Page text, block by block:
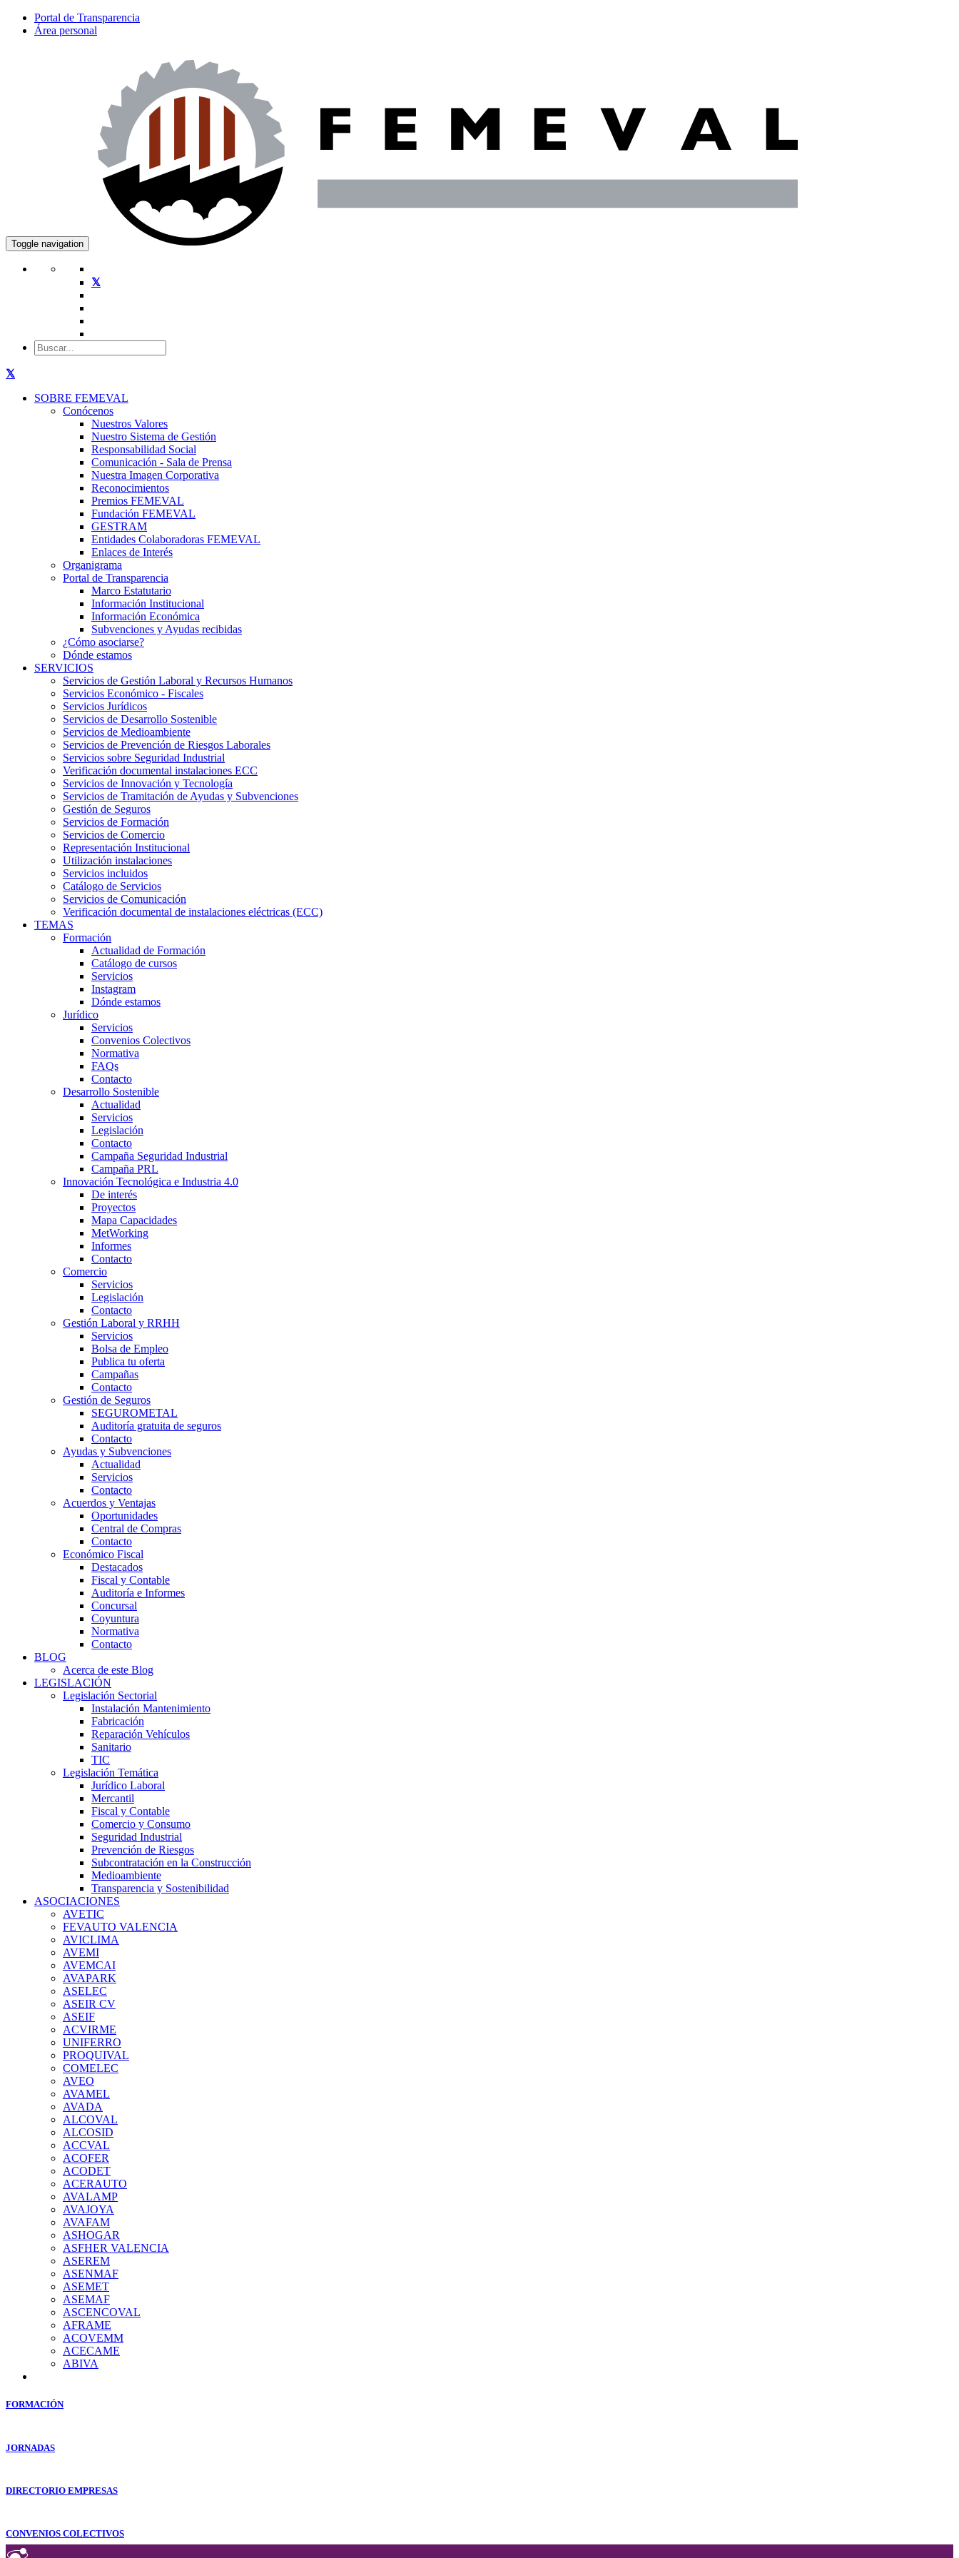
Portal de Transparencia
Área personal
Toggle navigation
SOBRE FEMEVAL
Conócenos
Nuestros Valores
Nuestro Sistema de Gestión
Responsabilidad Social
Comunicación - Sala de Prensa
Nuestra Imagen Corporativa
Reconocimientos
Premios FEMEVAL
Fundación FEMEVAL
GESTRAM
Entidades Colaboradoras FEMEVAL
Enlaces de Interés
Organigrama
Portal de Transparencia
Marco Estatutario
Información Institucional
Información Económica
Subvenciones y Ayudas recibidas
¿Cómo asociarse?
Dónde estamos
SERVICIOS
Servicios de Gestión Laboral y Recursos Humanos
Servicios Económico - Fiscales
Servicios Jurídicos
Servicios de Desarrollo Sostenible
Servicios de Medioambiente
Servicios de Prevención de Riesgos Laborales
Servicios sobre Seguridad Industrial
Verificación documental instalaciones ECC
Servicios de Innovación y Tecnología
Servicios de Tramitación de Ayudas y Subvenciones
Gestión de Seguros
Servicios de Formación
Servicios de Comercio
Representación Institucional
Utilización instalaciones
Servicios incluidos
Catálogo de Servicios
Servicios de Comunicación
Verificación documental de instalaciones eléctricas (ECC)
TEMAS
Formación
Actualidad de Formación
Catálogo de cursos
Servicios
Instagram
Dónde estamos
Jurídico
Servicios
Convenios Colectivos
Normativa
FAQs
Contacto
Desarrollo Sostenible
Actualidad
Servicios
Legislación
Contacto
Campaña Seguridad Industrial
Campaña PRL
Innovación Tecnológica e Industria 4.0
De interés
Proyectos
Mapa Capacidades
MetWorking
Informes
Contacto
Comercio
Servicios
Legislación
Contacto
Gestión Laboral y RRHH
Servicios
Bolsa de Empleo
Publica tu oferta
Campañas
Contacto
Gestión de Seguros
SEGUROMETAL
Auditoría gratuita de seguros
Contacto
Ayudas y Subvenciones
Actualidad
Servicios
Contacto
Acuerdos y Ventajas
Oportunidades
Central de Compras
Contacto
Económico Fiscal
Destacados
Fiscal y Contable
Auditoría e Informes
Concursal
Coyuntura
Normativa
Contacto
BLOG
Acerca de este Blog
LEGISLACIÓN
Legislación Sectorial
Instalación Mantenimiento
Fabricación
Reparación Vehículos
Sanitario
TIC
Legislación Temática
Jurídico Laboral
Mercantil
Fiscal y Contable
Comercio y Consumo
Seguridad Industrial
Prevención de Riesgos
Subcontratación en la Construcción
Medioambiente
Transparencia y Sostenibilidad
ASOCIACIONES
AVETIC
FEVAUTO VALENCIA
AVICLIMA
AVEMI
AVEMCAI
AVAPARK
ASELEC
ASEIR CV
ASEIF
ACVIRME
UNIFERRO
PROQUIVAL
COMELEC
AVEO
AVAMEL
AVADA
ALCOVAL
ALCOSID
ACCVAL
ACOFER
ACODET
ACERAUTO
AVALAMP
AVAJOYA
AVAFAM
ASHOGAR
ASFHER VALENCIA
ASEREM
ASENMAF
ASEMET
ASEMAF
ASCENCOVAL
AFRAME
ACOVEMM
ACECAME
ABIVA
FORMACIÓN
JORNADAS
DIRECTORIO EMPRESAS
CONVENIOS COLECTIVOS